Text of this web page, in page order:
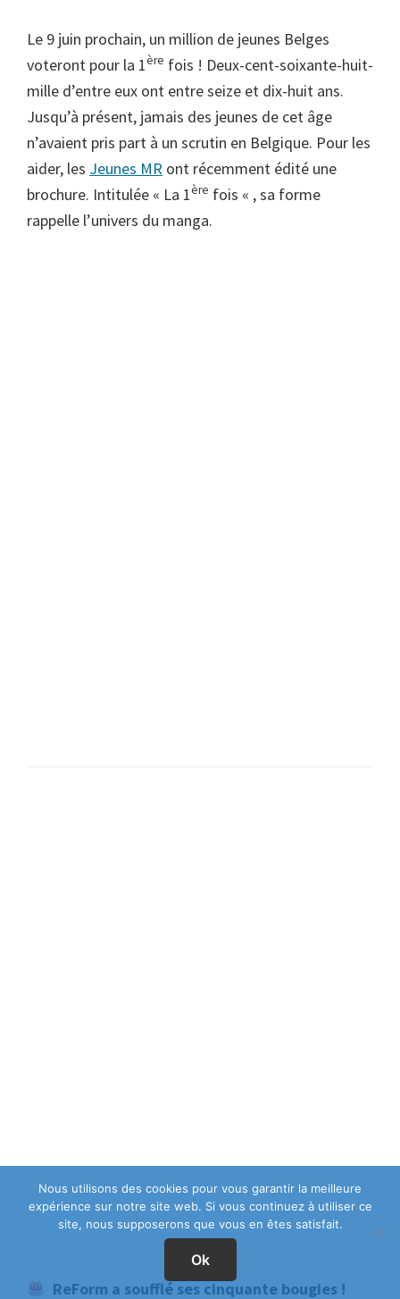
Le 9 juin prochain, un million de jeunes Belges
voteront pour la 1ère fois ! Deux-cent-soixante-huit-
mille d’entre eux ont entre seize et dix-huit ans.
Jusqu’à présent, jamais des jeunes de cet âge
n’avaient pris part à un scrutin en Belgique. Pour les
aider, les Jeunes MR ont récemment édité une
brochure. Intitulée « La 1ère fois « , sa forme
rappelle l’univers du manga.
ReForm a soufflé ses cinquante bougies !
Nous utilisons des cookies pour vous garantir la meilleure
expérience sur notre site web. Si vous continuez à utiliser ce
site, nous supposerons que vous en êtes satisfait.
Ok